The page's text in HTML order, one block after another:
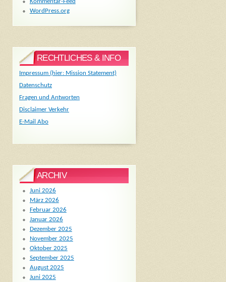
WordPress.org
RECHTLICHES & INFO
Impressum (hier: Mission Statement)
Datenschutz
Fragen und Antworten
Disclaimer Verkehr
E-Mail Abo
ARCHIV
Juni 2026
März 2026
Februar 2026
Januar 2026
Dezember 2025
November 2025
Oktober 2025
September 2025
August 2025
Juni 2025